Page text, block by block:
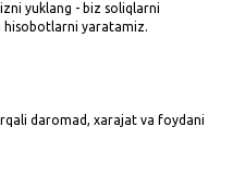
yuklang - biz soliqlarni
yaratamiz.
daromad, xarajat va foydani